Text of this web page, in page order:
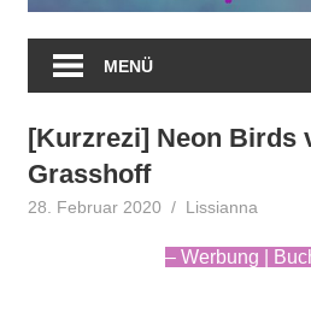
MENÜ
[Kurzrezi] Neon Birds
Grasshoff
28. Februar 2020 Lissianna
– Werbung |